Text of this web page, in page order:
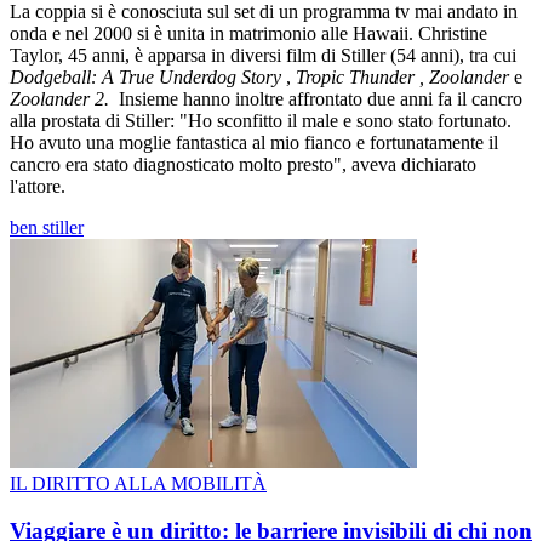
La coppia si è conosciuta sul set di un programma tv mai andato in
onda e nel 2000 si è unita in matrimonio alle Hawaii. Christine
Taylor, 45 anni, è apparsa in diversi film di Stiller (54 anni), tra cui
Dodgeball: A True Underdog Story , Tropic Thunder , Zoolandere
Zoolander 2. Insieme hanno inoltre affrontato due anni fa il cancro
alla prostata di Stiller: "Ho sconfitto il male e sono stato fortunato.
Ho avuto una moglie fantastica al mio fianco e fortunatamente il
cancro era stato diagnosticato molto presto", aveva dichiarato
l'attore.
ben stiller
IL DIRITTO ALLA MOBILITÀ
Viaggiare è un diritto: le barriere invisibili di chi non